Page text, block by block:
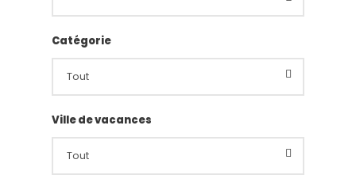
Catégorie
Ville de vacances